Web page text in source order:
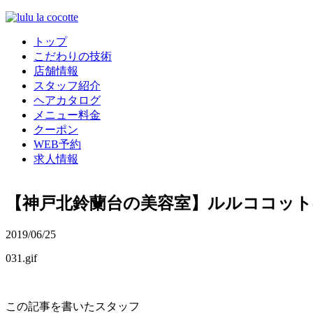
トップ
こだわりの技術
店舗情報
スタッフ紹介
ヘアカタログ
メニュー料金
クーポン
WEB予約
求人情報
【神戸北鈴蘭台の美容室】ルルココッ
2019/06/25
031.gif
この記事を書いたスタッフ